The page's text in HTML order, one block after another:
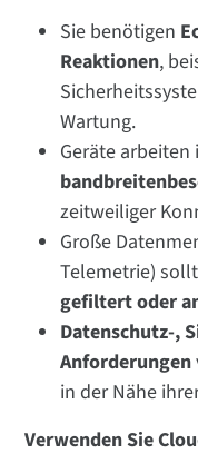
Sie benötigen
Reaktionen,
Wartung.
Geräte
zeitweiliger
Große
Telemetrie)
gefiltert oder
Datenschutz-,
Anforderungen
in der Nähe
Verwenden Sie